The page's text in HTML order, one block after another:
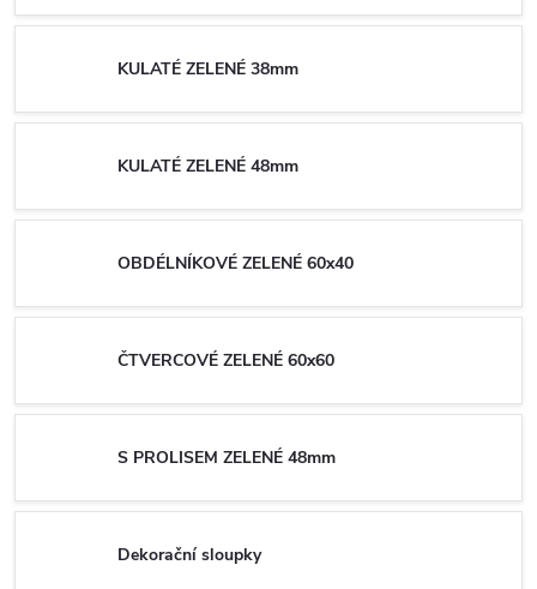
KULATÉ ZELENÉ 38mm
KULATÉ ZELENÉ 48mm
OBDÉLNÍKOVÉ ZELENÉ 60x40
ČTVERCOVÉ ZELENÉ 60x60
S PROLISEM ZELENÉ 48mm
Dekorační sloupky